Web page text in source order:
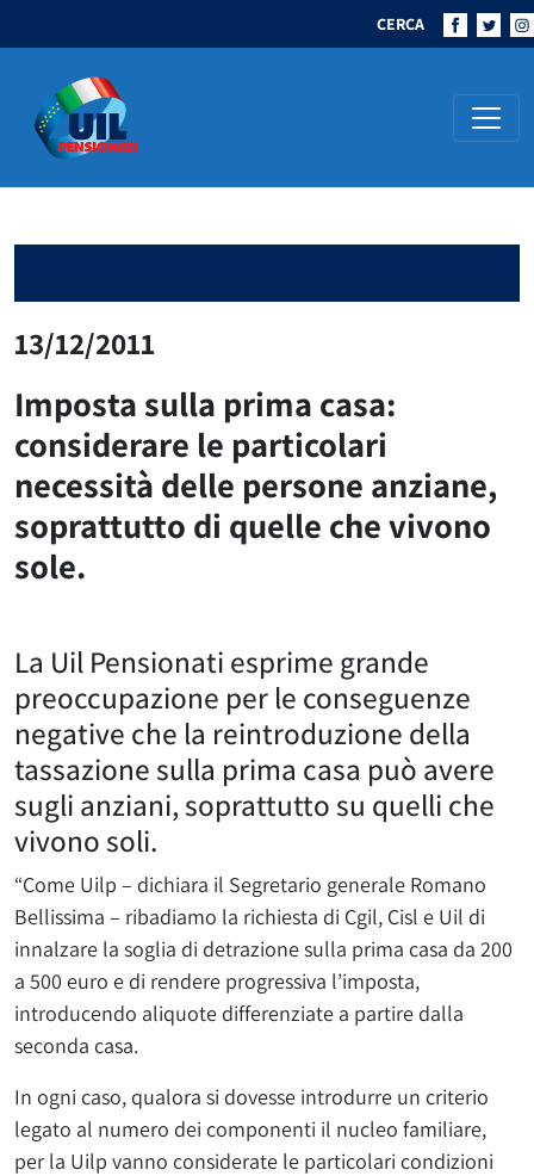
CERCA
Navigazione principale
13/12/2011
Imposta sulla prima casa:
considerare le particolari
necessità delle persone anziane,
soprattutto di quelle che vivono
sole.
La Uil Pensionati esprime grande
preoccupazione per le conseguenze
negative che la reintroduzione della
tassazione sulla prima casa può avere
sugli anziani, soprattutto su quelli che
vivono soli.
“Come Uilp – dichiara il Segretario generale Romano
Bellissima – ribadiamo la richiesta di Cgil, Cisl e Uil di
innalzare la soglia di detrazione sulla prima casa da 200
a 500 euro e di rendere progressiva l’imposta,
introducendo aliquote differenziate a partire dalla
seconda casa.
In ogni caso, qualora si dovesse introdurre un criterio
legato al numero dei componenti il nucleo familiare,
per la Uilp vanno considerate le particolari condizioni